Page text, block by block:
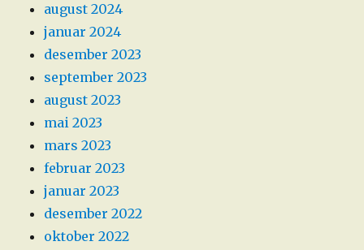
august 2024
januar 2024
desember 2023
september 2023
august 2023
mai 2023
mars 2023
februar 2023
januar 2023
desember 2022
oktober 2022